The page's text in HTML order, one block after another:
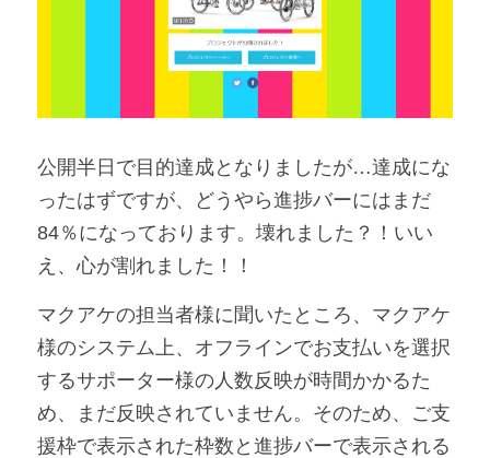
公開半日で目的達成となりましたが…達成にな
ったはずですが、どうやら進捗バーにはまだ
84％になっております。壊れました？！いい
え、心が割れました！！
マクアケの担当者様に聞いたところ、マクアケ
様のシステム上、オフラインでお支払いを選択
するサポーター様の人数反映が時間かかるた
め、まだ反映されていません。そのため、ご支
援枠で表示された枠数と進捗バーで表示される